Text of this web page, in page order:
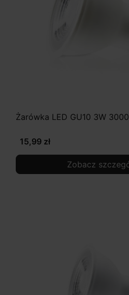
Żarówka LED GU10 3W
15,99 zł
Zobacz